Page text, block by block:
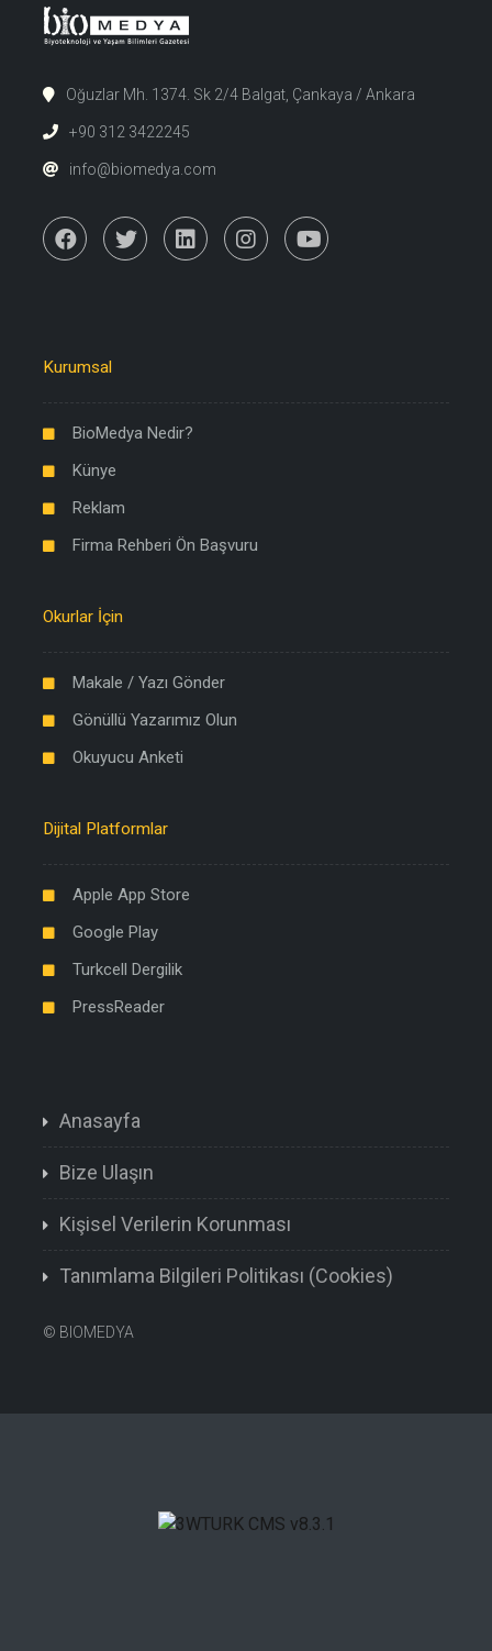
Oğuzlar Mh. 1374. Sk 2/4 Balgat, Çankaya / Ankara
+90 312 3422245
info@biomedya.com
Kurumsal
BioMedya Nedir?
Künye
Reklam
Firma Rehberi Ön Başvuru
Okurlar İçin
Makale / Yazı Gönder
Gönüllü Yazarımız Olun
Okuyucu Anketi
Dijital Platformlar
Apple App Store
Google Play
Turkcell Dergilik
PressReader
Anasayfa
Bize Ulaşın
Kişisel Verilerin Korunması
Tanımlama Bilgileri Politikası (Cookies)
© BIOMEDYA